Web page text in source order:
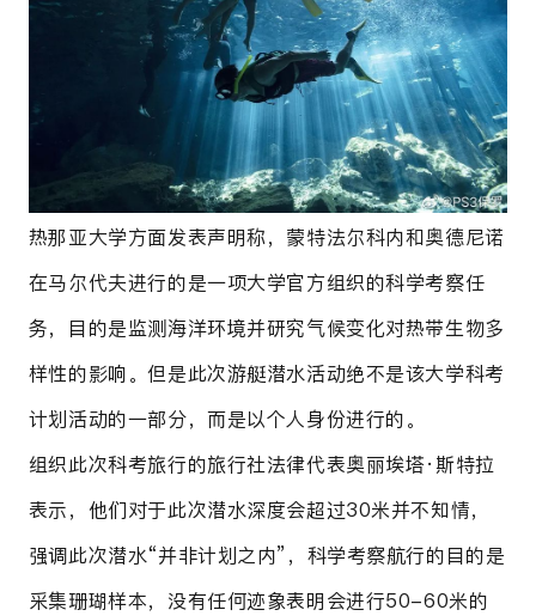
热那亚大学方面发表声明称，蒙特法尔科内和奥德尼诺
在马尔代夫进行的是一项大学官方组织的科学考察任
务，目的是监测海洋环境并研究气候变化对热带生物多
样性的影响。但是此次游艇潜水活动绝不是该大学科考
计划活动的一部分，而是以个人身份进行的。
组织此次科考旅行的旅行社法律代表奥丽埃塔·斯特拉
表示，他们对于此次潜水深度会超过30米并不知情，
强调此次潜水“并非计划之内”，科学考察航行的目的是
采集珊瑚样本，没有任何迹象表明会进行50-60米的